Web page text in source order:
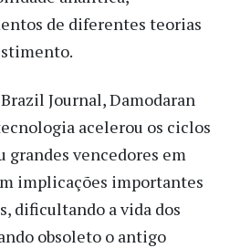
de diferentes teorias
Brazil Journal, Damodaran
acelerou os ciclos
grandes vencedores em
implicações importantes
dificultando a vida dos
obsoleto o antigo